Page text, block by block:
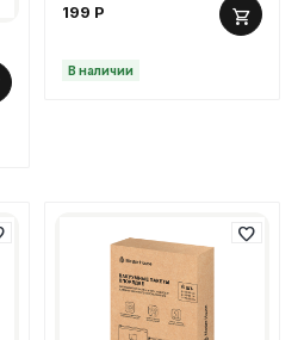
199 Р
В наличии